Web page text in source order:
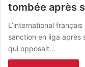
tombée après
L’international
sanction en liga après
qui opposait…